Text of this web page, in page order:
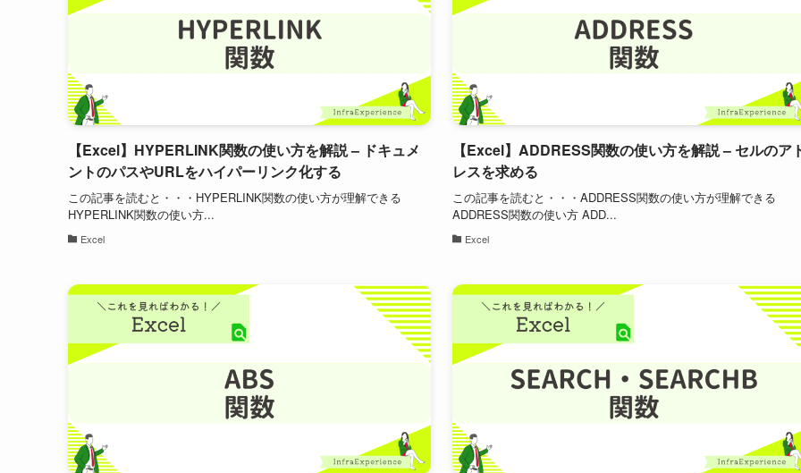
【Excel】HYPERLINK関数の使い方を解説 – ドキュメ
ントのパスやURLをハイパーリンク化する
この記事を読むと・・・HYPERLINK関数の使い方が理解できる
HYPERLINK関数の使い方...
Excel
【Excel】ADDRESS関数の使い方を解説 – セルのア
レスを求める
この記事を読むと・・・ADDRESS関数の使い方が理解できる
ADDRESS関数の使い方 ADD...
Excel